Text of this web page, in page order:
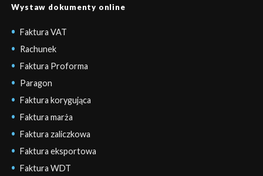
Wystaw dokumenty online
Faktura VAT
Rachunek
Faktura Proforma
Paragon
Faktura korygująca
Faktura marża
Faktura zaliczkowa
Faktura eksportowa
Faktura WDT